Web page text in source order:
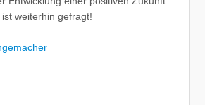
weiterhin gefragt!